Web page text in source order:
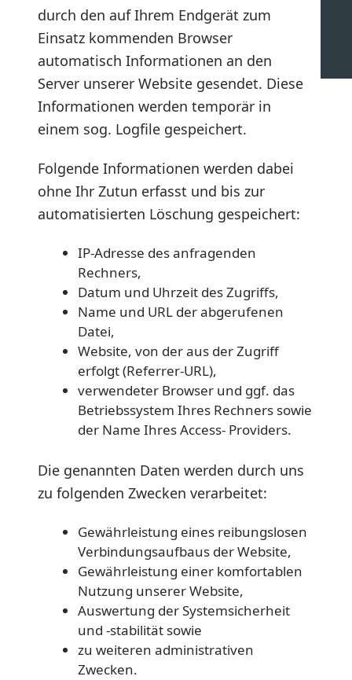
durch den auf Ihrem Endgerät zum
Einsatz kommenden Browser
automatisch Informationen an den
Server unserer Website gesendet. Diese
Informationen werden temporär in
einem sog. Logfile gespeichert.
Folgende Informationen werden dabei
ohne Ihr Zutun erfasst und bis zur
automatisierten Löschung gespeichert:
IP-Adresse des anfragenden
Rechners,
Datum und Uhrzeit des Zugriffs,
Name und URL der abgerufenen
Datei,
Website, von der aus der Zugriff
erfolgt (Referrer-URL),
verwendeter Browser und ggf. das
Betriebssystem Ihres Rechners sowie
der Name Ihres Access- Providers.
Die genannten Daten werden durch uns
zu folgenden Zwecken verarbeitet:
Gewährleistung eines reibungslosen
Verbindungsaufbaus der Website,
Gewährleistung einer komfortablen
Nutzung unserer Website,
Auswertung der Systemsicherheit
und -stabilität sowie
zu weiteren administrativen
Zwecken.